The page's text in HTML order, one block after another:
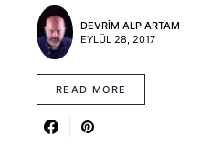
DEVRIM ALP ARTAM
EYLÜL 28, 2017
READ MORE